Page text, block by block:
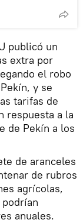
publicó un
extra por
el robo
y se
tarifas de
respuesta a la
de Pekín a los
de aranceles
de rubros
agrícolas,
anuales.